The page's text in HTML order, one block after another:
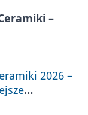
–
2026 –